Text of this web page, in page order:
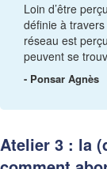
Loin d’être
définie à
réseau est
peuvent se
- Ponsar Agnès
Atelier 3 : la